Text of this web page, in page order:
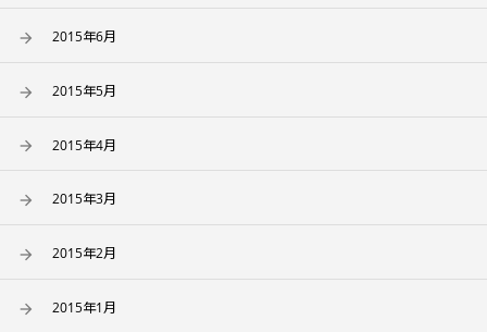
2015年6月
2015年5月
2015年4月
2015年3月
2015年2月
2015年1月